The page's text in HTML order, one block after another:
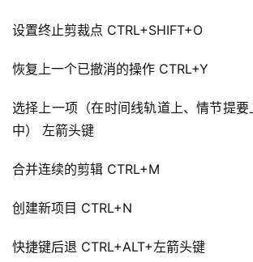
设置终止剪裁点 CTRL+SHIFT+O
恢复上一个已撤消的操作 CTRL+Y
选择上一项（在时间线轨道上、情节提要
中） 左箭头键
合并连续的剪辑 CTRL+M
创建新项目 CTRL+N
快捷键后退 CTRL+ALT+左箭头键